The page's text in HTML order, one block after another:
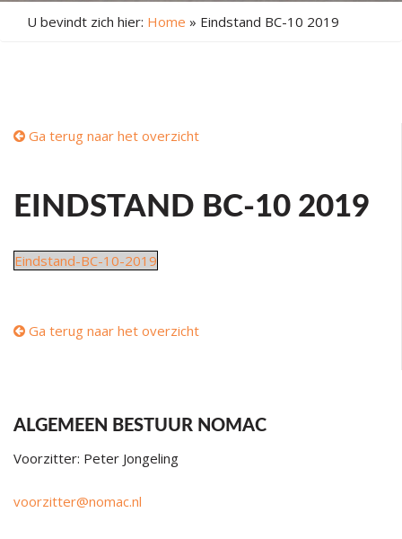
U bevindt zich hier: Home » Eindstand BC-10 2019
Ga terug naar het overzicht
EINDSTAND BC-10 2019
Eindstand-BC-10-2019
Ga terug naar het overzicht
ALGEMEEN BESTUUR NOMAC
Voorzitter: Peter Jongeling
voorzitter@nomac.nl